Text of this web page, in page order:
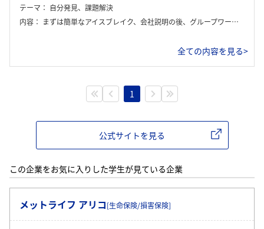
テーマ： 自分発見、課題解決
内容： まずは簡単なアイスブレイク、会社説明の後、グループワーク、フィードバック
全ての内容を見る>
1
公式サイトを見る
この企業をお気に入りした学生が見ている企業
メットライフ アリコ[生命保険/損害保険]